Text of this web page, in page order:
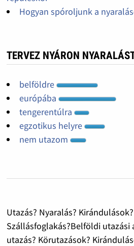
Hogyan spóroljunk a
TERVEZ NYÁRON
belföldre
európába
tengerentúlra
egzotikus helyre
nem utazom
Utazás? Nyaralás?
Szállásfoglakás?Belföldi
utazás? Körutazások?